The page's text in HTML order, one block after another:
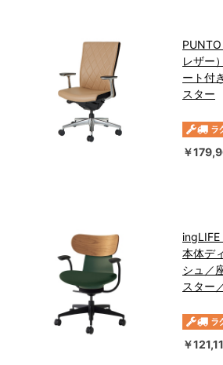
レザー
ート付
スター
￥
本体デ
シュ／
スター
￥